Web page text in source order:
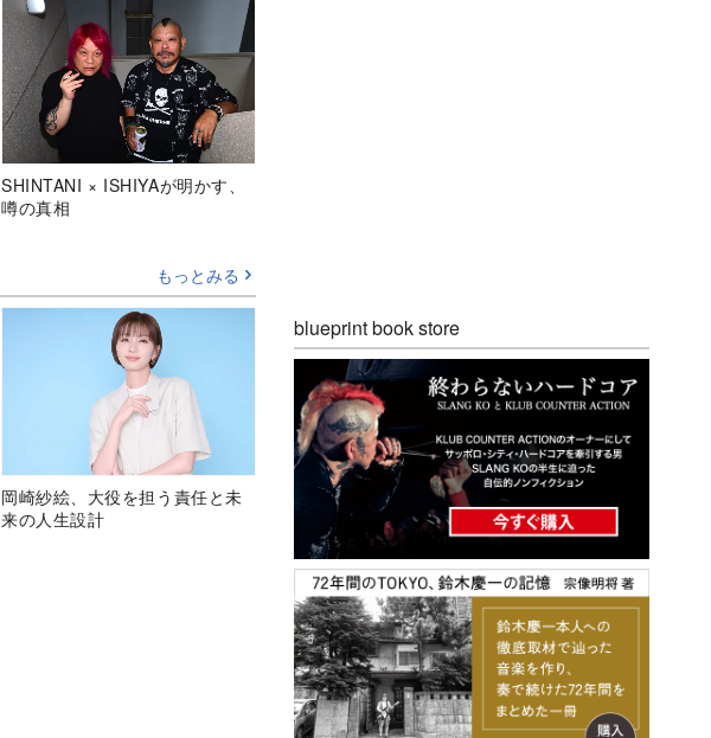
SHINTANI × ISHIYAが明かす、
噂の真相
もっとみる
岡崎紗絵、大役を担う責任と未
来の人生設計
blueprint book store